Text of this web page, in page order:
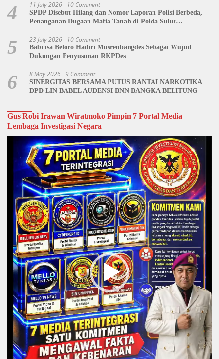
4 11 July 2026 10 Comment
SPDP Disebut Hilang dan Nomor Laporan Polisi Berbeda,
Penanganan Dugaan Mafia Tanah di Polda Sulut
5 23 July 2026 10 Comment
Babinsa Beloro Hadiri Musrenbangdes Sebagai Wujud
Dukungan Penyusunan RKPDes
6 8 May 2026 9 Comment
SINERGITAS BERSAMA PUTUS RANTAI NARKOTIKA
DPD LIN BABEL AUDENSI BNN BANGKA BELITUNG
Gus Robi Irawan Wiratmoko Pimpin 7 Portal Media
Lembaga Investigasi Negara
Video
Player